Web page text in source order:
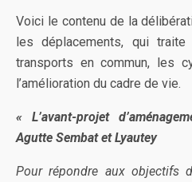
Voici le contenu de la
les déplacements, qui
transports en commun, les
l’amélioration du cadre de vie.
« L’avant-projet
Agutte Sembat et Lyautey
Pour répondre aux objectifs